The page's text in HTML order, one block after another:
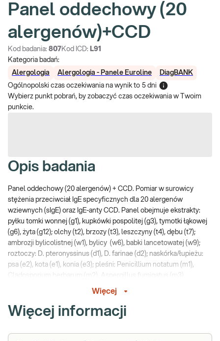
Panel oddechowy (20
alergenów)+CCD
Kod badania: 807 Kod ICD: L91
Kategoria badań:
Alergologia
Alergologia - Panele Euroline
DiagBANK
Ogólnopolski czas oczekiwania na wynik to 5 dni
Wybierz punkt pobrań, by zobaczyć czas oczekiwania w Twoim
punkcie.
Opis badania
Panel oddechowy (20 alergenów) + CCD. Pomiar w surowicy
stężenia przeciwciał IgE specyficznych dla 20 alergenów
wziewnych (sIgE) oraz IgE-anty CCD. Panel obejmuje ekstrakty:
pyłku tomki wonnej (g1), kupkówki pospolitej (g3), tymotki łąkowej
(g6), żyta (g12); olchy (t2), brzozy (t3), leszczyny (t4), dębu (t7);
ambrozji bylicolistnej (w1), bylicy (w6), babki lancetowatej (w9);
roztoczy: D. pteronyssinus (d1), D. farinae (d2); naskórka/łupieżu:
psa (e2), kota (e1), konia (e3); pleśni: Penicillium notatum (m1),
Alternaria alternata (m6) oraz marker CCD.
Więcej
Więcej informacji